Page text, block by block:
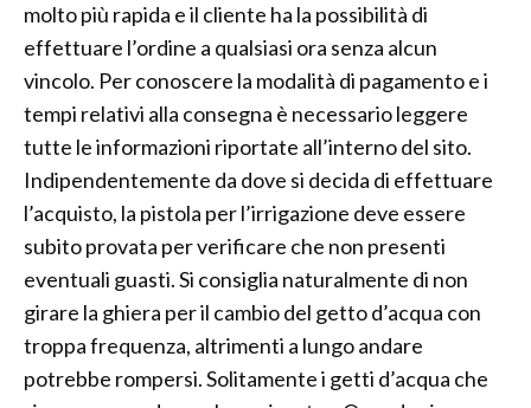
molto più rapida e il cliente ha la possibilità di
effettuare l’ordine a qualsiasi ora senza alcun
vincolo. Per conoscere la modalità di pagamento e i
tempi relativi alla consegna è necessario leggere
tutte le informazioni riportate all’interno del sito.
Indipendentemente da dove si decida di effettuare
l’acquisto, la pistola per l’irrigazione deve essere
subito provata per verificare che non presenti
eventuali guasti. Si consiglia naturalmente di non
girare la ghiera per il cambio del getto d’acqua con
troppa frequenza, altrimenti a lungo andare
potrebbe rompersi. Solitamente i getti d’acqua che